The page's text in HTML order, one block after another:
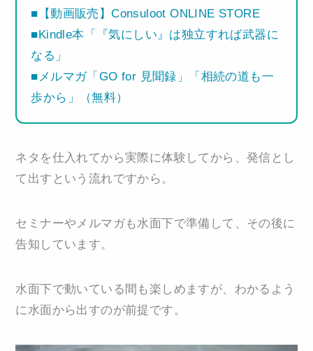
■【動画販売】Consuloot ONLINE STORE
■Kindle本「『気にしい』は独立すれば武器に
なる」
■メルマガ「GO for 見聞録」「相続の道も一
歩から」（無料）
ネタを仕入れてから実際に体験してから、発信とし
て出すという流れですから。
セミナーやメルマガも水面下で準備して、その後に
告知しています。
水面下で動いている間も楽しめますが、わかるよう
に水面から出すのが前提です。